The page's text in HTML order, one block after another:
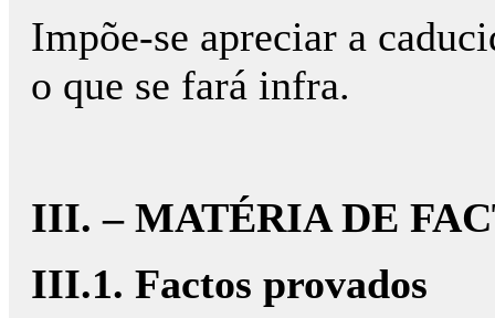
Impõe-se apreciar a
o que se fará infra.
III. – MATÉRIA DE
III.1. Factos provados